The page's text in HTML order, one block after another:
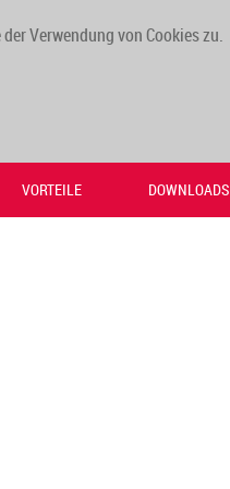
Verwendung von Cookies zu.
VORTEILE DOWNLOADS